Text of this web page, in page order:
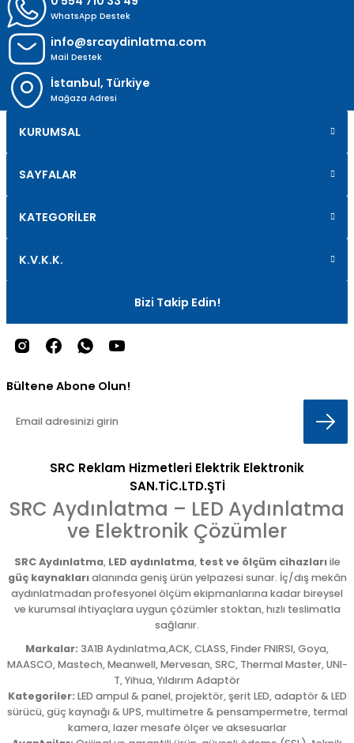
WhatsApp Destek
info@srcaydinlatma.com
Mail Destek
İstanbul, Türkiye
Mağaza Adresi
KURUMSAL
SAYFALAR
KATEGORİLER
K.V.K.K.
Bizi Takip Edin!
Bültene Abone Olun!
SRC Reklam Hizmetleri Elektrik Elektronik
SAN.TİC.LTD.ŞTİ
SRC Aydınlatma – LED Aydınlatma
ve Elektronik Çözümler
SRC Aydınlatma, LED aydınlatma, test ve ölçüm cihazlarıile
güç kaynaklarıalanında geniş ürün yelpazesi sunar. İç/dış mekân
aydınlatmadan profesyonel ölçüm ekipmanlarına kadar bireysel
ve kurumsal ihtiyaçlara uygun çözümler stoktan, hızlı teslimatla
sağlanır.
Markalar: 3A1B Aydınlatma,ACK, CLASS, Finder FNIRSI, Goya,
MAASCO, Mastech, Meanwell, Mervesan, SRC, Thermal Master, UNI-
T, Yihua, Yıldırım Adaptör
Kategoriler: LED ampul & panel, projektör, şerit LED, adaptör & LED
sürücü, güç kaynağı & UPS, multimetre & pensampermetre, termal
kamera, lazer mesafe ölçer ve aksesuarlar